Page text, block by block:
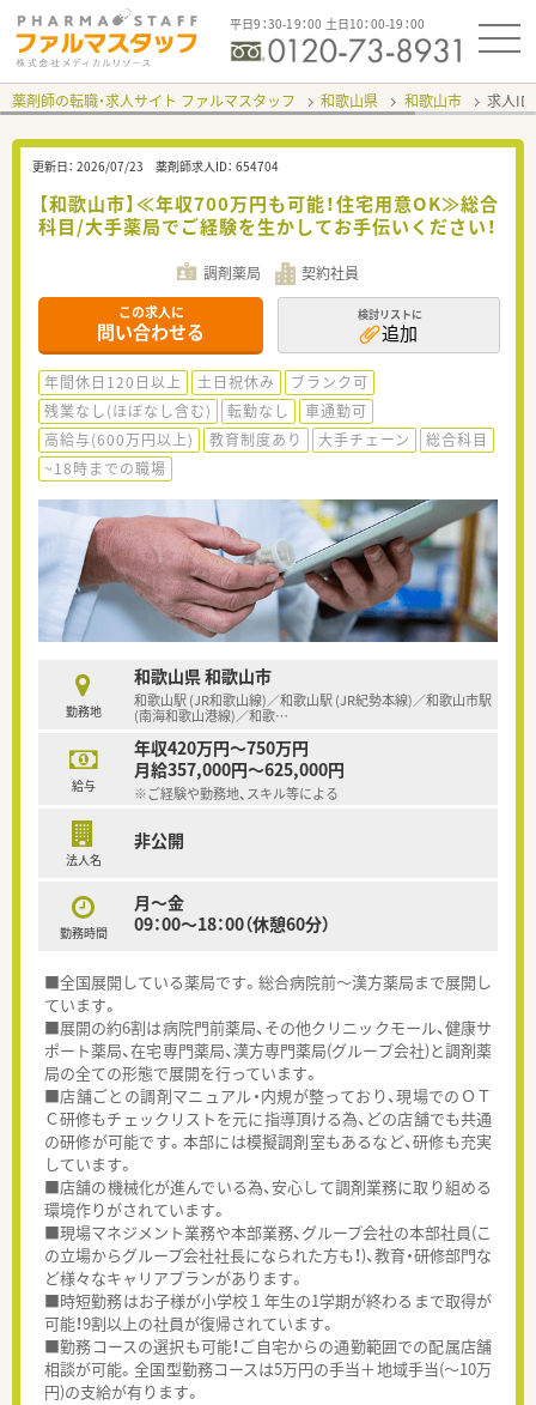
平日9：30-19：00 土日10：00-19：00
薬剤師の転職・求人サイト ファルマスタッフ 和歌山県 和歌山市 求人ID
更新日： 2026/07/23 薬剤師求人ID： 654704
【和歌山市】≪年収700万円も可能！住宅用意OK≫総合
科目/大手薬局でご経験を生かしてお手伝いください！
調剤薬局 契約社員
この求人に
問い合わせる
検討リストに
追加
年間休日120日以上 土日祝休み
ブランク可
残業なし(ほぼなし含む)
転勤なし
車通勤可
高給与(600万円以上)
教育制度あり 大手チェーン
総合科目
~18時までの職場
勤務地
和歌山県 和歌山市
和歌山駅 (JR和歌山線)／和歌山駅 (JR紀勢本線)／和歌山市駅
(南海和歌山港線)／和歌…
給与
年収420万円～750万円
月給357,000円～625,000円
※ご経験や勤務地、スキル等による
法人名
非公開
勤務時間
月～金
09：00～18：00（休憩60分）
■全国展開している薬局です。総合病院前～漢方薬局まで展開し
ています。
■展開の約6割は病院門前薬局、その他クリニックモール、健康サ
ポート薬局、在宅専門薬局、漢方専門薬局(グループ会社)と調剤薬
局の全ての形態で展開を行っています。
■店舗ごとの調剤マニュアル・内規が整っており、現場でのＯＴ
Ｃ研修もチェックリストを元に指導頂ける為、どの店舗でも共通
の研修が可能です。本部には模擬調剤室もあるなど、研修も充実
しています。
■店舗の機械化が進んでいる為、安心して調剤業務に取り組める
環境作りがされています。
■現場マネジメント業務や本部業務、グループ会社の本部社員(こ
の立場からグループ会社社長になられた方も！)、教育・研修部門な
ど様々なキャリアプランがあります。
■時短勤務はお子様が小学校１年生の1学期が終わるまで取得が
可能！9割以上の社員が復帰されています。
■勤務コースの選択も可能！ご自宅からの通勤範囲での配属店舗
相談が可能。全国型勤務コースは5万円の手当＋地域手当(～10万
円)の支給が有ります。